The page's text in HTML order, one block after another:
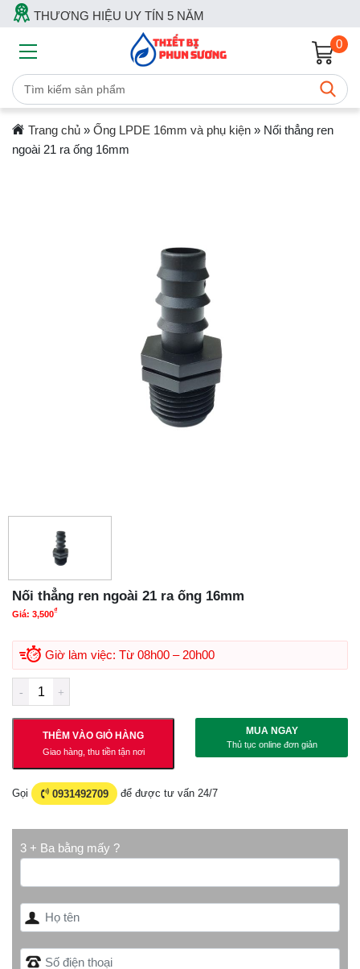
THƯƠNG HIỆU UY TÍN 5 NĂM
0
Trang chủ» Ống LPDE 16mm và phụ kiện» Nối thẳng ren
ngoài 21 ra ống 16mm
Nối thẳng ren ngoài 21 ra ống 16mm
Giá: 3,500₫
Giờ làm việc: Từ 08h00 – 20h00
THÊM VÀO GIỎ HÀNG
Giao hàng, thu tiền tận nơi
MUA NGAY
Thủ tục online đơn giản
Gọi 0931492709 để được tư vấn 24/7
3 + Ba bằng mấy ?